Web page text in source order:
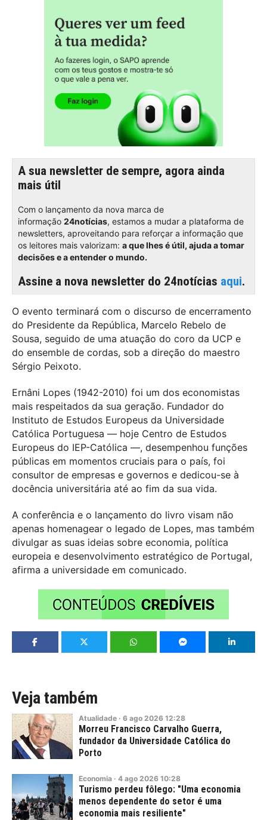
A sua newsletter de sempre, agora ainda
mais útil
Com o lançamento da nova marca de
informação 24notícias, estamos a mudar a plataforma de
newsletters, aproveitando para reforçar a informação que
os leitores mais valorizam: a que lhes é útil, ajuda a tomar
decisões e a entender o mundo.
Assine a nova newsletter do 24notícias aqui.
O evento terminará com o discurso de encerramento
do Presidente da República, Marcelo Rebelo de
Sousa, seguido de uma atuação do coro da UCP e
do ensemble de cordas, sob a direção do maestro
Sérgio Peixoto.
Ernâni Lopes (1942-2010) foi um dos economistas
mais respeitados da sua geração. Fundador do
Instituto de Estudos Europeus da Universidade
Católica Portuguesa — hoje Centro de Estudos
Europeus do IEP-Católica —, desempenhou funções
públicas em momentos cruciais para o país, foi
consultor de empresas e governos e dedicou-se à
docência universitária até ao fim da sua vida.
A conferência e o lançamento do livro visam não
apenas homenagear o legado de Lopes, mas também
divulgar as suas ideias sobre economia, política
europeia e desenvolvimento estratégico de Portugal,
afirma a universidade em comunicado.
Veja também
Atualidade · 6 ago 2026 12:28
Morreu Francisco Carvalho Guerra,
fundador da Universidade Católica do
Porto
Economia · 4 ago 2026 10:28
Turismo perdeu fôlego: "Uma economia
menos dependente do setor é uma
economia mais resiliente"